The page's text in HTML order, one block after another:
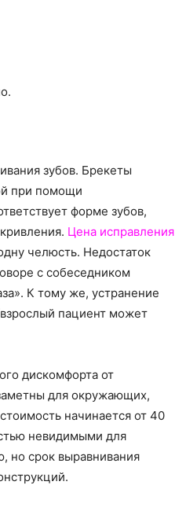
зубов. Брекеты
при помощи
форме зубов,
Цена исправления
челюсть. Недостаток
с собеседником
К тому же, устранение
пациент может
дискомфорта от
для окружающих,
начинается от 40
невидимыми для
но срок выравнивания